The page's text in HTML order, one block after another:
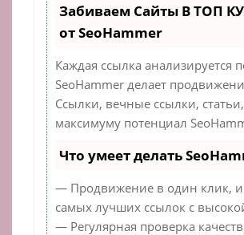
Забиваем Сайты В ТОП
от SeoHammer
Каждая ссылка анализируется
SeoHammer делает
Ссылки, вечные ссылки,
максимуму потенциал
Что умеет делать
— Продвижение в один клик,
самых лучших ссылок с
— Регулярная проверка